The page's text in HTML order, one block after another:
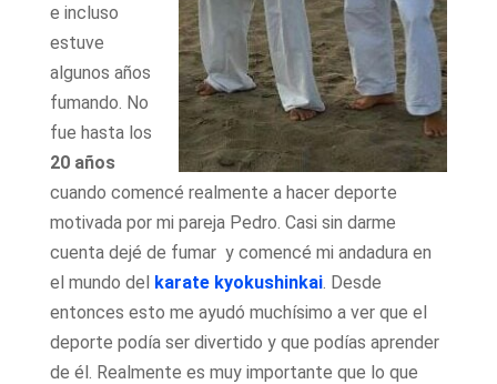
e incluso
estuve
algunos años
fumando. No
fue hasta los
20 años
cuando comencé realmente a hacer deporte
motivada por mi pareja Pedro. Casi sin darme
cuenta dejé de fumar y comencé mi andadura en
el mundo del karate kyokushinkai. Desde
entonces esto me ayudó muchísimo a ver que el
deporte podía ser divertido y que podías aprender
de él. Realmente es muy importante que lo que